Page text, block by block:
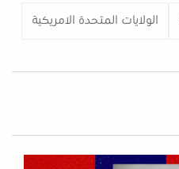
الولايات المتحدة الامريكية